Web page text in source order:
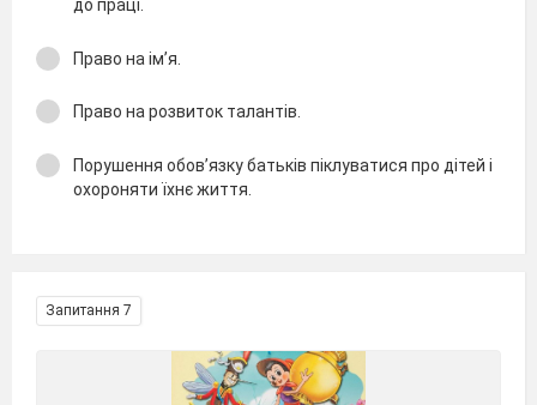
до праці.
Право на ім’я.
Право на розвиток талантів.
Порушення обов’язку батьків піклуватися про дітей і
охороняти їхнє життя.
Запитання 7